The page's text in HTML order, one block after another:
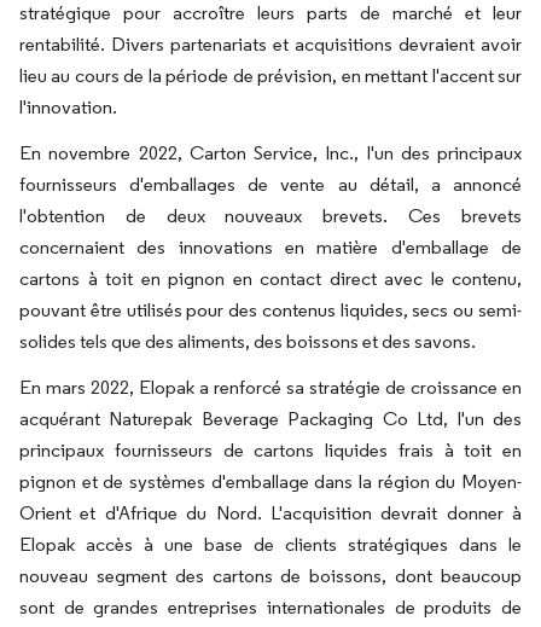
stratégique pour accroître leurs parts de marché et leur
rentabilité. Divers partenariats et acquisitions devraient avoir
lieu au cours de la période de prévision, en mettant l'accent sur
l'innovation.
En novembre 2022, Carton Service, Inc., l'un des principaux
fournisseurs d'emballages de vente au détail, a annoncé
l'obtention de deux nouveaux brevets. Ces brevets
concernaient des innovations en matière d'emballage de
cartons à toit en pignon en contact direct avec le contenu,
pouvant être utilisés pour des contenus liquides, secs ou semi-
solides tels que des aliments, des boissons et des savons.
En mars 2022, Elopak a renforcé sa stratégie de croissance en
acquérant Naturepak Beverage Packaging Co Ltd, l'un des
principaux fournisseurs de cartons liquides frais à toit en
pignon et de systèmes d'emballage dans la région du Moyen-
Orient et d'Afrique du Nord. L'acquisition devrait donner à
Elopak accès à une base de clients stratégiques dans le
nouveau segment des cartons de boissons, dont beaucoup
sont de grandes entreprises internationales de produits de